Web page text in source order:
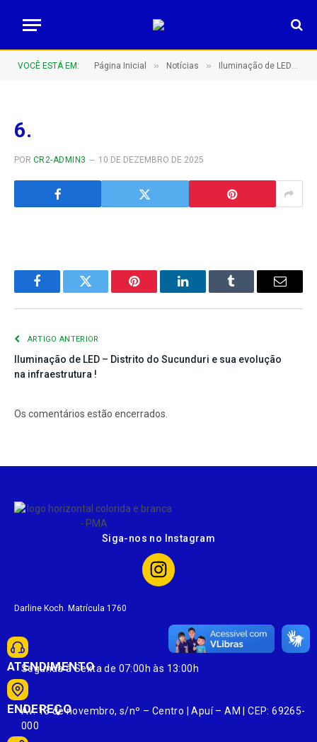
VOCÊ ESTÁ EM: Página Inicial » Notícias » Iluminação de LED – Distrito do Sucunduri e sua evolução na infraestrutura !
6.
POR CR2-ADMIN3 10 DE DEZEMBRO DE 2025
FacebookTwitter Pinterest LinkedInTumblr
E-
ARTIGO ANTERIOR
Iluminação de LED – Distrito do Sucunduri e sua evolução
na infraestrutura !
Os comentários estão encerrados.
Siga-nos no Instagram
Darline Koch. Matrícula 1760
ATENDIMENTO
Segunda à Sexta de 07:00h às 13:00h
ENDEREÇO
Av. 13 de novembro, s/nº – Centro | Apuí – AM | CEP: 69265-
000